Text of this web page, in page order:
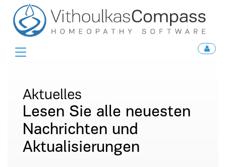
Toggle
Aktuelles
Lesen Sie alle neuesten
Nachrichten und
Aktualisierungen